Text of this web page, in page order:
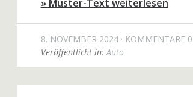
» Muster-Text weiterlesen
8. NOVEMBER 2024
KOMMENTARE 0
Veröffentlicht in:Auto